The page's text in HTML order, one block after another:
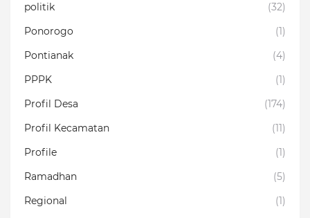
politik
(32)
Ponorogo
(1)
Pontianak
(4)
PPPK
(1)
Profil Desa
(174)
Profil Kecamatan
(11)
Profile
(1)
Ramadhan
(5)
Regional
(1)